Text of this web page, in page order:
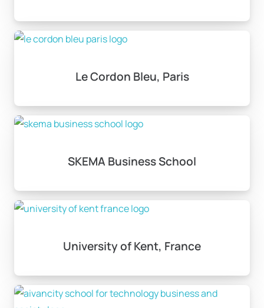
Le Cordon Bleu, Paris
SKEMA Business School
University of Kent, France